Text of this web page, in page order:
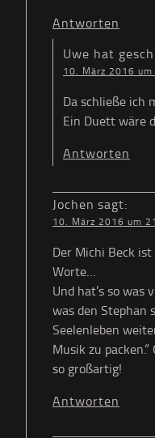
Antworten
Uwe hat
10. März 2016
Da schließe ich
Ein Duett wäre
Antworten
Jochen sagt:
10. März 2016 um
Der Michi Beck
Worte…
Und hat’s so was
was den Stephan
Seelenleben
Musik zu
so großartig!
Antworten